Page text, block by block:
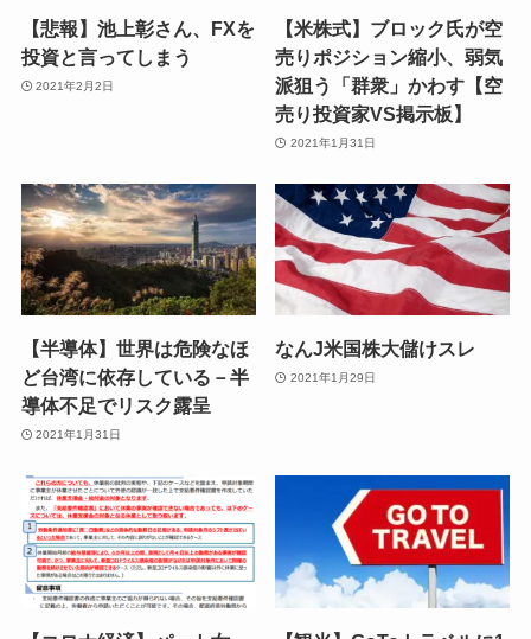
【悲報】池上彰さん、FXを
投資と言ってしまう
2021年2月2日
【米株式】ブロック氏が空
売りポジション縮小、弱気
派狙う「群衆」かわす【空
売り投資家VS掲示板】
2021年1月31日
【半導体】世界は危険なほ
ど台湾に依存している－半
導体不足でリスク露呈
2021年1月31日
なんJ米国株大儲けスレ
2021年1月29日